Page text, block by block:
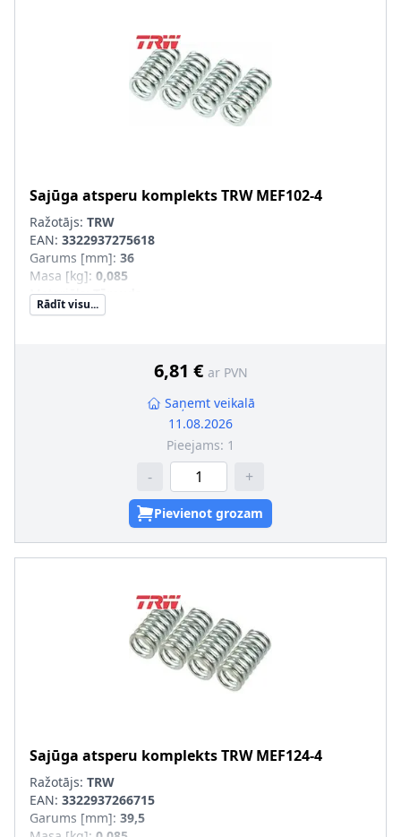
Sajūga atsperu komplektsTRW MEF102-4
Ražotājs: TRW
EAN: 3322937275618
Garums [mm]: 36
Masa [kg]: 0,085
Materiāls:Tērauds
Iekšējais diametrs [mm]
Informācija nav pieejama, lūdzu, griezieties pie
Rādīt visu...
6,81 € ar PVN
Saņemt veikalā
11.08.2026
Pieejams: 1
- +
Pievienot grozam
Sajūga atsperu komplektsTRW MEF124-4
Ražotājs: TRW
EAN: 3322937266715
Garums [mm]: 39,5